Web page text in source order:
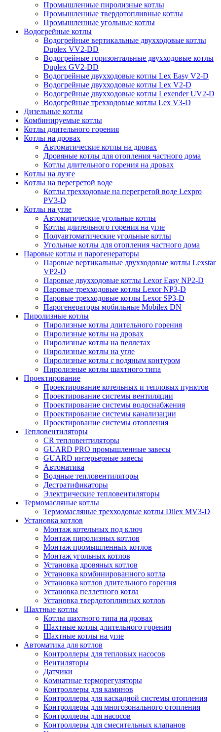
Промышленные пиролизные котлы
Промышленные твердотопливные котлы
Промышленные угольные котлы
Водогрейные котлы
Водогрейные вертикальные двухходовые котлы
Duplex VV2-DD
Водогрейные горизонтальные двухходовые котлы
Duplex GV2-DD
Водогрейные двухходовые котлы Lex Easy V2-D
Водогрейные двухходовые котлы Lex V2-D
Водогрейные двухходовые котлы Lexender UV2-D
Водогрейные трехходовые котлы Lex V3-D
Дизельные котлы
Комбинируемые котлы
Котлы длительного горения
Котлы на дровах
Автоматические котлы на дровах
Дровяные котлы для отопления частного дома
Котлы длительного горения на дровах
Котлы на лузге
Котлы на перегретой воде
Котлы трехходовые на перегретой воде Lexpro
PV3-D
Котлы на угле
Автоматические угольные котлы
Котлы длительного горения на угле
Полуавтоматические угольные котлы
Угольные котлы для отопления частного дома
Паровые котлы и парогенераторы
Паровые вертикальные двухходовые котлы Lexstar
VP2-D
Паровые двухходовые котлы Lexor Easy NP2-D
Паровые трехходовые котлы Lexor NP3-D
Паровые трехходовые котлы Lexor SP3-D
Парогенераторы мобильные Mobilex DN
Пиролизные котлы
Пиролизные котлы длительного горения
Пиролизные котлы на дровах
Пиролизные котлы на пеллетах
Пиролизные котлы на угле
Пиролизные котлы с водяным контуром
Пиролизные котлы шахтного типа
Проектирование
Проектирование котельных и тепловых пунктов
Проектирование системы вентиляции
Проектирование системы водоснабжения
Проектирование системы канализации
Проектирование системы отопления
Тепловентиляторы
CR тепловентиляторы
GUARD PRO промышленные завесы
GUARD интерьерные завесы
Автоматика
Водяные тепловентиляторы
Дестратификаторы
Электрические тепловентиляторы
Термомасляные котлы
Термомасляные трехходовые котлы Dilex MV3-D
Установка котлов
Монтаж котельных под ключ
Монтаж пиролизных котлов
Монтаж промышленных котлов
Монтаж угольных котлов
Установка дровяных котлов
Установка комбинированного котла
Установка котлов длительного горения
Установка пеллетного котла
Установка твердотопливных котлов
Шахтные котлы
Котлы шахтного типа на дровах
Шахтные котлы длительного горения
Шахтные котлы на угле
Автоматика для котлов
Контроллеры для тепловых насосов
Вентиляторы
Датчики
Комнатные терморегуляторы
Контроллеры для каминов
Контроллеры для каскадной системы отопления
Контроллеры для многозонального отопления
Контроллеры для насосов
Контроллеры для смесительных клапанов